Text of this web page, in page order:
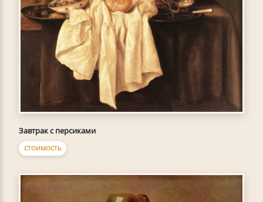
Завтрак с персиками
СТОИМОСТЬ